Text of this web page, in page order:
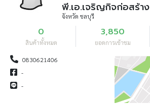
พี.เอ.เจริญกิจก่อสร้าง
จังหวัด ชลบุรี
0
สินค้าทั้งหมด
3,850
ยอดการเข้าชม
0830621406
-
-